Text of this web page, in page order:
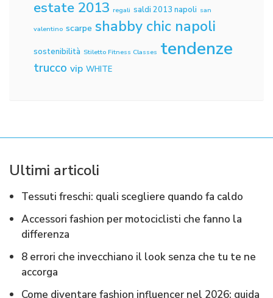
estate 2013 regali saldi 2013 napoli san
valentino scarpe shabby chic napoli
sostenibilità Stiletto Fitness Classes tendenze
trucco vip WHITE
Ultimi articoli
Tessuti freschi: quali scegliere quando fa caldo
Accessori fashion per motociclisti che fanno la
differenza
8 errori che invecchiano il look senza che tu te ne
accorga
Come diventare fashion influencer nel 2026: guida